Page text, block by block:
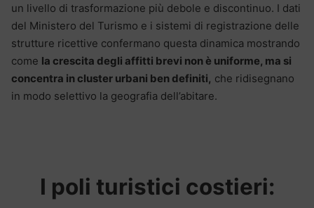
un livello di trasformazione più debole e discontinuo. I dati
del Ministero del Turismo e i sistemi di registrazione delle
strutture ricettive confermano questa dinamica mostrando
come la crescita degli affitti brevi non è uniforme, ma si
concentra in cluster urbani ben definiti, che ridisegnano
in modo selettivo la geografia dell’abitare.
I poli turistici costieri: